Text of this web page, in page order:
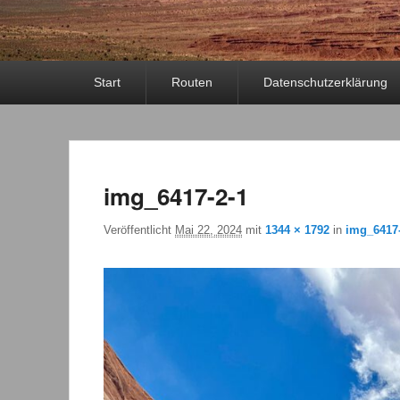
Start Routen Datenschutzerklärung
img_6417-2-1
Veröffentlicht Mai 22, 2024 mit 1344 × 1792 in